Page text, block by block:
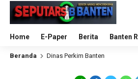
Home E-Paper Berita Banten
Beranda Dinas Perkim Banten